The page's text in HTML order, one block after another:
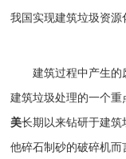
我国实现建筑垃圾资源
建筑过程中产生的
建筑垃圾处理的一个重
美长期以来钻研于建筑
他碎石制砂的破碎机而